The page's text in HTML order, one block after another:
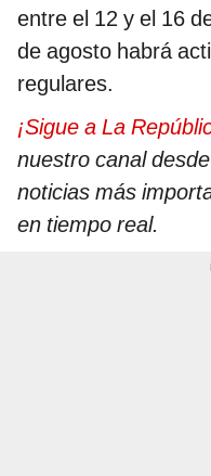
entre el 12 y el 16
de agosto habrá
regulares.
¡Sigue a La
nuestro canal
noticias más
en tiempo real.